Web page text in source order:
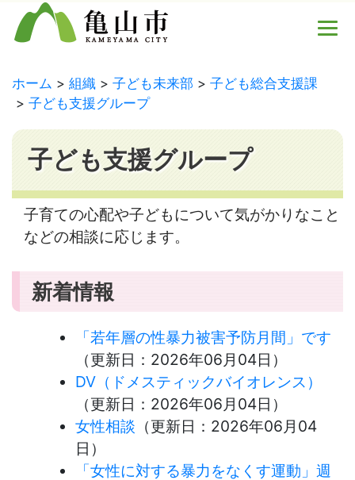
ホーム 組織 子ども未来部
子ども総合支援課
子ども支援グループ
子ども支援グループ
子育ての心配や子どもについて気がかりなこと
などの相談に応じます。
新着情報
「若年層の性暴力被害予防月間」です
（更新日： 2026年06月04日 ）
DV（ドメスティックバイオレンス）
（更新日： 2026年06月04日 ）
女性相談 （更新日： 2026年06月04
日 ）
「女性に対する暴力をなくす運動」週